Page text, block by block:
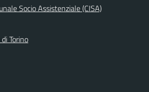
Socio Assistenziale (CISA)
Torino